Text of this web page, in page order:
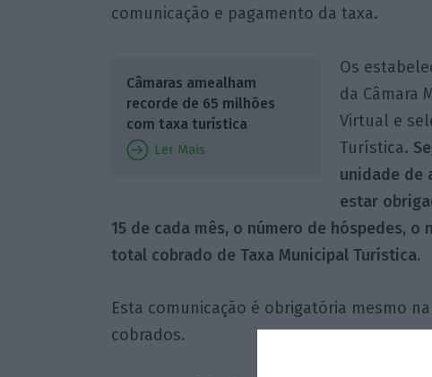
comunicação e pagamento da taxa.
Câmaras amealham
recorde de 65 milhões
com taxa turística
Ler Mais
Os
da Câmara
Virtual e
Turística.
unidade de
estar
15 de cada mês, o número de hóspedes,
total cobrado de Taxa Municipal Turística.
Esta comunicação é obrigatória mesmo
cobrados.